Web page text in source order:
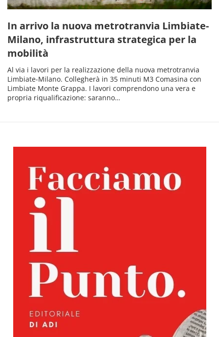
In arrivo la nuova metrotranvia Limbiate-
Milano, infrastruttura strategica per la
mobilità
Al via i lavori per la realizzazione della nuova metrotranvia
Limbiate-Milano. Collegherà in 35 minuti M3 Comasina con
Limbiate Monte Grappa. I lavori comprendono una vera e
propria riqualificazione: saranno…